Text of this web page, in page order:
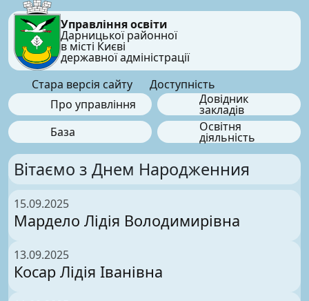
Управління освіти
Дарницької районної
в місті Києві
державної адміністрації
Стара версія сайту
Доступність
Про управління
Довідник
закладів
База
Освітня
діяльність
Вітаємо з Днем Народженния
15.09.2025
Мардело Лідія Володимирівна
13.09.2025
Косар Лідія Іванівна